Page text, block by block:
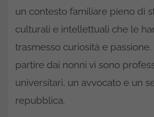
un contesto familiare pieno di
culturali e intellettuali che le
trasmesso curiosità e
partire dai nonni vi sono
universitari, un avvocato e un
repubblica.